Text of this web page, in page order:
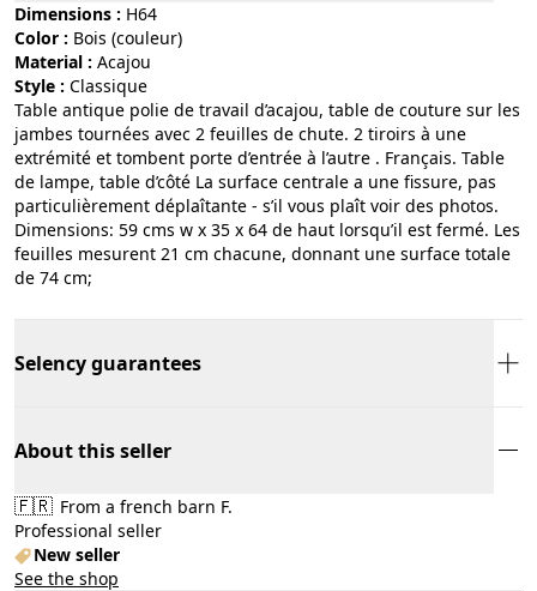
Dimensions : H64
Color :
bois (couleur)
Material :
acajou
Style :
classique
Table antique polie de travail d’acajou, table de couture sur les
jambes tournées avec 2 feuilles de chute. 2 tiroirs à une
extrémité et tombent porte d’entrée à l’autre . Français. Table
de lampe, table d’côté La surface centrale a une fissure, pas
particulièrement déplaîtante - s’il vous plaît voir des photos.
Dimensions: 59 cms w x 35 x 64 de haut lorsqu’il est fermé. Les
feuilles mesurent 21 cm chacune, donnant une surface totale
de 74 cm;
Selency guarantees
About this seller
🇫🇷 From a french barn F.
Professional seller
New seller
See the shop